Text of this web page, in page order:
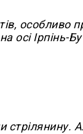
особливо
осі Ірпінь-